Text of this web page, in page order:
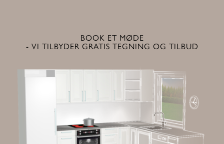
BOOK ET MØDE
- VI TILBYDER GRATIS TEGNING OG TILBUD